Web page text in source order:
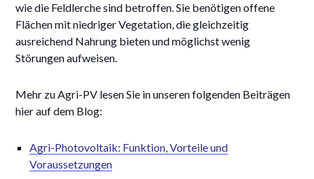
wie die Feldlerche sind betroffen. Sie benötigen offene
Flächen mit niedriger Vegetation, die gleichzeitig
ausreichend Nahrung bieten und möglichst wenig
Störungen aufweisen.
Mehr zu Agri-PV lesen Sie in unseren folgenden Beiträgen
hier auf dem Blog:
Agri-Photovoltaik: Funktion, Vorteile und
Voraussetzungen